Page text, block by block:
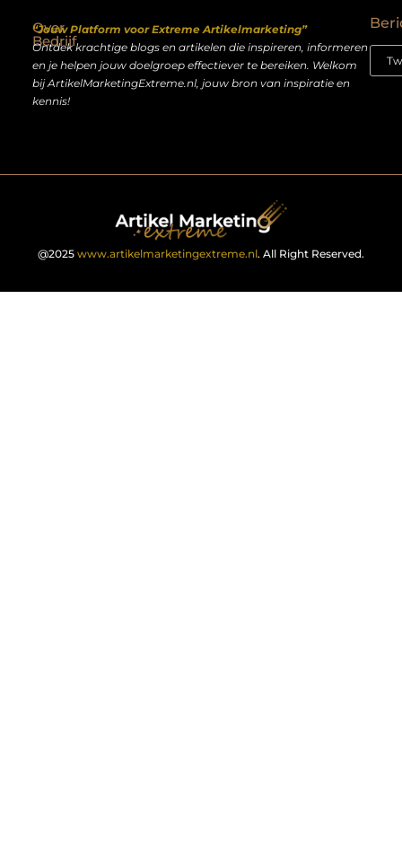
Over
Bedrijf
“Jouw Platform voor Extreme Artikelmarketing”
Ontdek krachtige blogs en artikelen die inspireren, informeren
en je helpen jouw doelgroep effectiever te bereiken. Welkom
bij ArtikelMarketingExtreme.nl, jouw bron van inspiratie en
kennis!
@2025 www.artikelmarketingextreme.nl. All Right Reserved.